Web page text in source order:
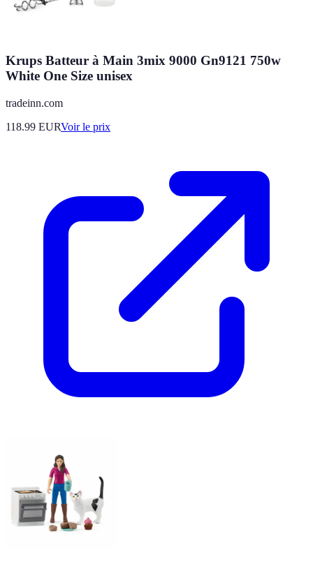
Krups Batteur à Main 3mix 9000 Gn9121 750w
White One Size unisex
tradeinn.com
118.99 EURVoir le prix